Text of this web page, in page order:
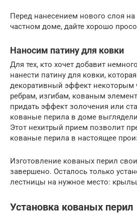
Перед нанесением нового слоя
частном доме, дайте хорошо
Наносим патину для ковки
Для тех, кто хочет добавит
нанести патину для ковки,
декоративный эффект некоторым
ребрам, изгибам, кованым
придать эффект золочения или
кованые перила в доме
Этот нехитрый прием позволит
кованые перила в настоящее
Изготовление кованых перил
завершено. Осталось только
лестницы на нужное место:
Установка кованых перил